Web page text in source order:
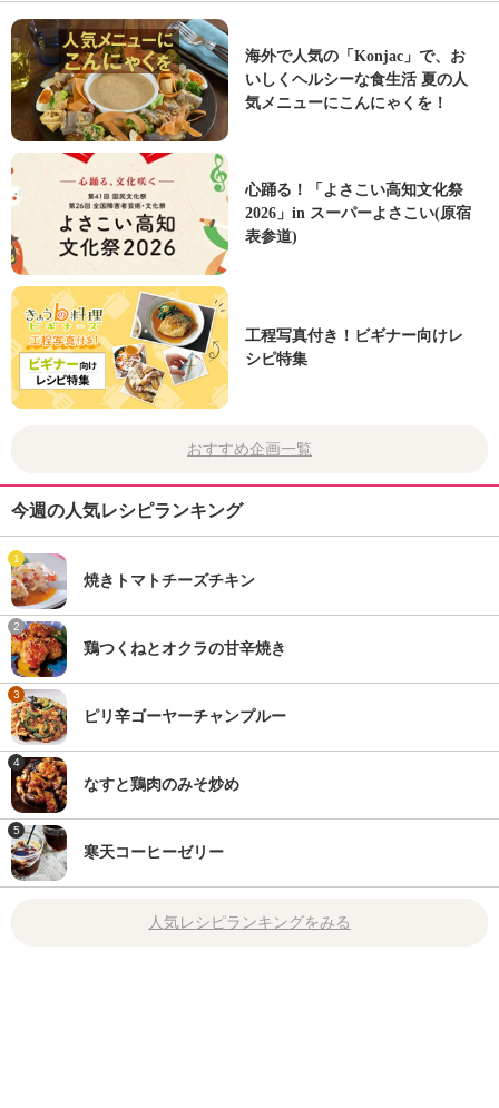
海外で人気の「Konjac」で、お
いしくヘルシーな食生活 夏の人
気メニューにこんにゃくを！
心踊る！「よさこい高知文化祭
2026」in スーパーよさこい(原宿
表参道)
工程写真付き！ビギナー向けレ
シピ特集
おすすめ企画一覧
今週の人気レシピランキング
1
焼きトマトチーズチキン
2
鶏つくねとオクラの甘辛焼き
3
ピリ辛ゴーヤーチャンプルー
4
なすと鶏肉のみそ炒め
5
寒天コーヒーゼリー
人気レシピランキングをみる